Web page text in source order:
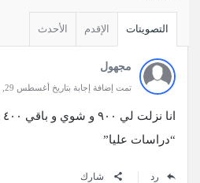
التصويتات الإقدم الأحدث
مجهول
تمت إضافة إجابة بتاريخ أغسطس 29, 2021 في 8:34 pm
“دراسات عليا”
رد شارك